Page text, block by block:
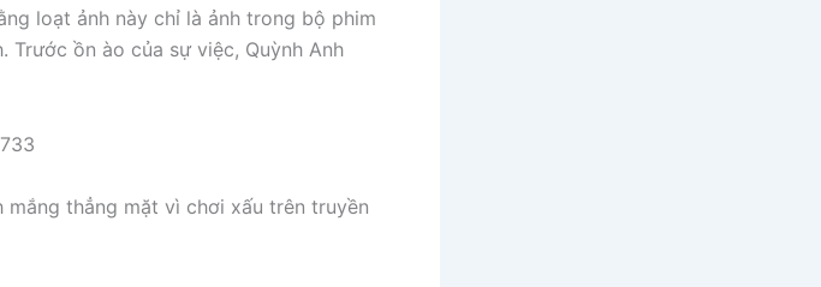
loạt ảnh này chỉ là ảnh trong bộ phim
Trước ồn ào của sự việc, Quỳnh Anh
mắng thẳng mặt vì chơi xấu trên truyền